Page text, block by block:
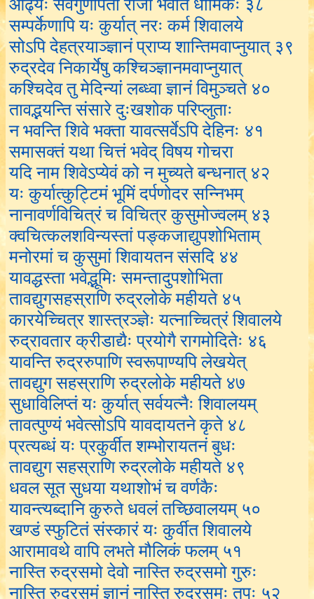
आढ्यः सर्वगुणोपेतो राजा भवति धार्मिकः ३८
सम्पर्केणापि यः कुर्यात् नरः कर्म शिवालये
सोऽपि देहत्रयाञ्ज्ञानं प्राप्य शान्तिमवाप्नुयात् ३९
रुद्रदेव निकार्येषु कश्चिञ्ज्ञानमवाप्नुयात्
कश्चिदेव तु मेदिन्यां लब्ध्वा ज्ञानं विमुञ्चते ४०
तावद्भयन्ति संसारे दुःखशोक परिप्लुताः
न भवन्ति शिवे भक्ता यावत्सर्वेऽपि देहिनः ४१
समासक्तं यथा चित्तं भवेद् विषय गोचरा
यदि नाम शिवेऽप्येवं को न मुच्यते बन्धनात् ४२
यः कुर्यात्कुट्टिमं भूमिं दर्पणोदर सन्निभम्
नानावर्णविचित्रं च विचित्र कुसुमोज्वलम् ४३
क्वचित्कलशविन्यस्तां पङ्कजाद्युपशोभिताम्
मनोरमां च कुसुमां शिवायतन संसदि ४४
यावद्धस्ता भवेद्भूमिः समन्तादुपशोभिता
तावद्युगसहस्राणि रुद्रलोके महीयते ४५
कारयेच्चित्र शास्त्रञ्ज्ञेः यत्नाच्चित्रं शिवालये
रुद्रावतार क्रीडाद्यैः प्रयोगै रागमोदितेः ४६
यावन्ति रुद्ररुपाणि स्वरूपाण्यपि लेखयेत्
तावद्युग सहस्राणि रुद्रलोके महीयते ४७
सुधाविलिप्तं यः कुर्यात् सर्वयत्नैः शिवालयम्
तावत्पुण्यं भवेत्सोऽपि यावदायतने कृते ४८
प्रत्यब्धं यः प्रकुर्वीत शम्भोरायतनं बुधः
तावद्युग सहस्राणि रुद्रलोके महीयते ४९
धवल सूत सुधया यथाशोभं च वर्णकैः
यावन्त्यब्दानि कुरुते धवलं तच्छिवालयम् ५०
खण्डं स्फुटितं संस्कारं यः कुर्वीत शिवालये
आरामावथे वापि लभते मौलिकं फलम् ५१
नास्ति रुद्रसमो देवो नास्ति रुद्रसमो गुरुः
नास्ति रुद्रसमं ज्ञानं नास्ति रुद्रसमः तपः ५२